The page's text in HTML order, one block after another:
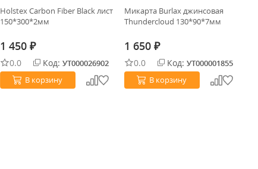
Holstex Carbon Fiber Black лист
150*300*2мм
1 450 ₽
0.0 Код: УТ000026902
В корзину
Микарта Burlax джинсовая
Thundercloud 130*90*7мм
1 650 ₽
0.0 Код: УТ000001855
В корзину